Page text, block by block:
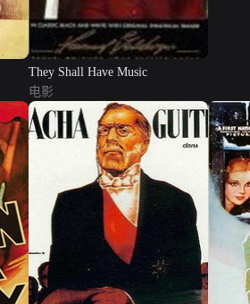
They Shall Have Music
电影